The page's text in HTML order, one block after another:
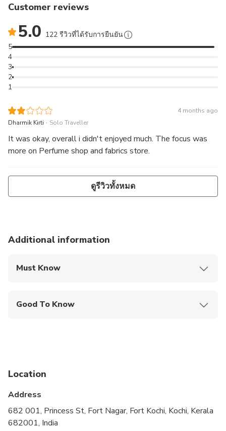
Customer reviews
5.0 122 รีวิวที่ได้รับการยืนยัน
1
2
3
4
5
4 months ago
Dharmik Kirti . Solo Traveller
It was okay, overall i didn't enjoyed much. The focus was
more on Perfume shop and fabrics store.
ดูรีวิวทั้งหมด
Additional information
Must Know
Good To Know
Suitable for all physical fitness levels
Location
Address
682 001, Princess St, Fort Nagar, Fort Kochi, Kochi, Kerala
682001, India